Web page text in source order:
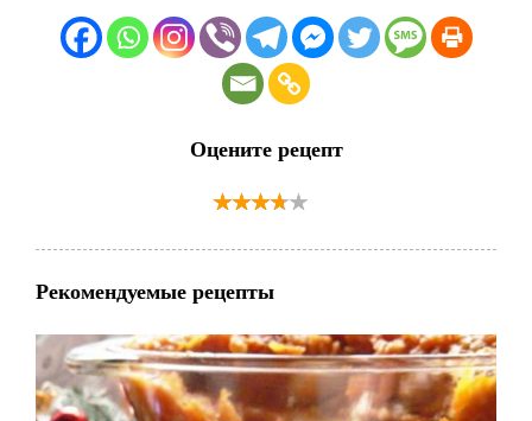
Оцените рецепт
Рекомендуемые рецепты